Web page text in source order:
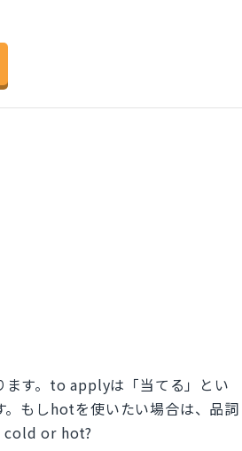
す。to applyは「当てる」とい
もしhotを使いたい場合は、品詞
cold or hot?